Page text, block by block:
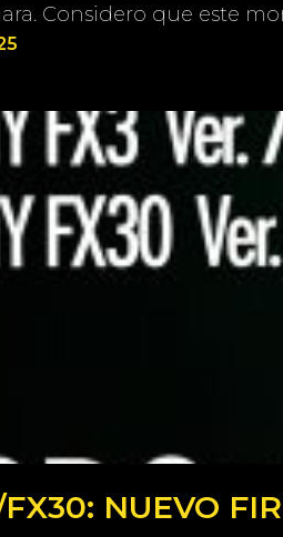
Considero que este
NUEVO